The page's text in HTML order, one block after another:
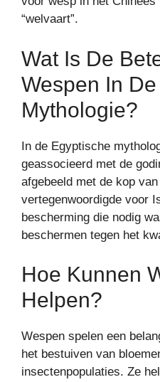
“welvaart”.
Wat Is De
Wespen In
Mythologie?
In de Egyptische
geassocieerd met de
afgebeeld met de kop
vertegenwoordigde voor
bescherming die nodig
beschermen tegen het
Hoe Kunnen
Helpen?
Wespen spelen een
het bestuiven van
insectenpopulaties. Ze